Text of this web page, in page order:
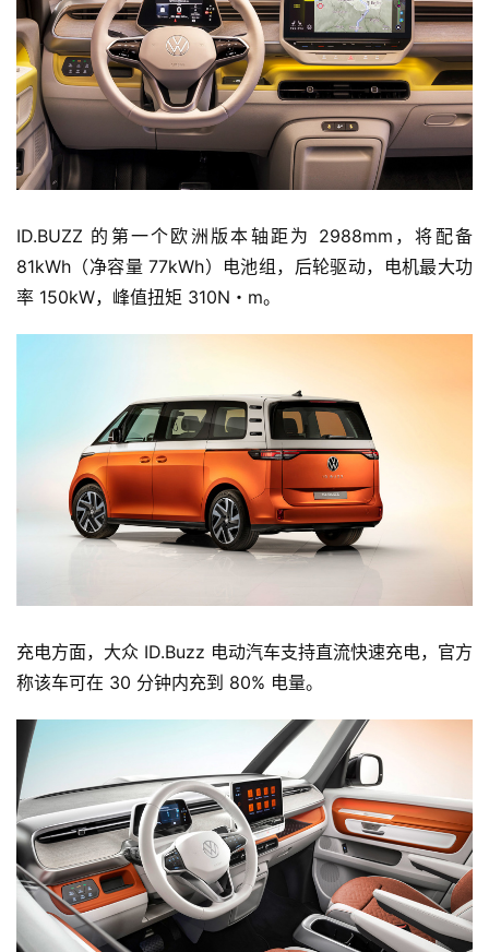
新
能
评
测
师
旅
ID.BUZZ 的第一个欧洲版本轴距为 2988mm，将 配备
81kWh（净容量 77kWh）电池组 ，后轮驱动，
电机最大功
率 150kW，峰值扭矩 310N・m。
充电方面，大众 ID.Buzz 电动汽车支持直流快速充电，官方
称该车可在 30 分钟内充到 80% 电量。